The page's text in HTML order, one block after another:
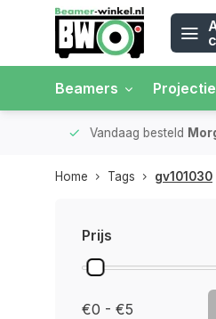
Beamers
Vandaag besteld
Home Tags gv101030
Prijs
€0 - €5